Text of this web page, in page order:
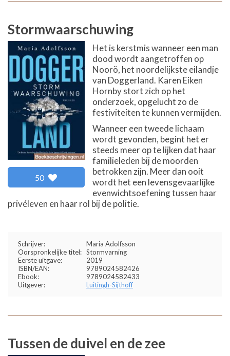
Stormwaarschuwing
50
Het is kerstmis wanneer een man
dood wordt aangetroffen op
Noorö, het noordelijkste eilandje
van Doggerland. Karen Eiken
Hornby stort zich op het
onderzoek, opgelucht zo de
festiviteiten te kunnen vermijden.
Wanneer een tweede lichaam
wordt gevonden, begint het er
steeds meer op te lijken dat haar
familieleden bij de moorden
betrokken zijn. Meer dan ooit
wordt het een levensgevaarlijke
evenwichtsoefening tussen haar
privéleven en haar rol bij de politie.
Schrijver:
Maria Adolfsson
Oorspronkelijke titel: Stormvarning
Eerste uitgave:
2019
ISBN/EAN:
9789024582426
Ebook:
9789024582433
Uitgever:
Luitingh-Sijthoff
Tussen de duivel en de zee